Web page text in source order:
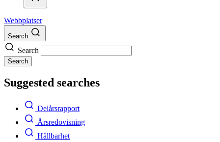
Webbplatser
Search
Search
Search
Suggested searches
Delårsrapport
Årsredovisning
Hållbarhet